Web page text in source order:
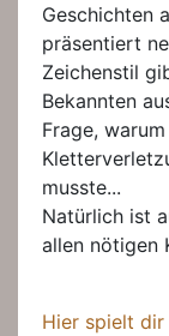
Geschichten
präsentiert
Zeichenstil
Bekannten
Frage,
musste...
Natürlich ist
allen nötigen
Hier spielt dir